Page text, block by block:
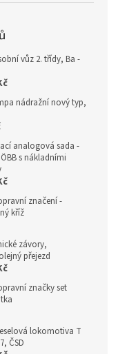
vůz 2. třídy, Ba -
nádražní nový typ,
analogová sada -
s nákladními
značení -
kříž
závory,
přejezd
značky set
lokomotiva T
ČSD